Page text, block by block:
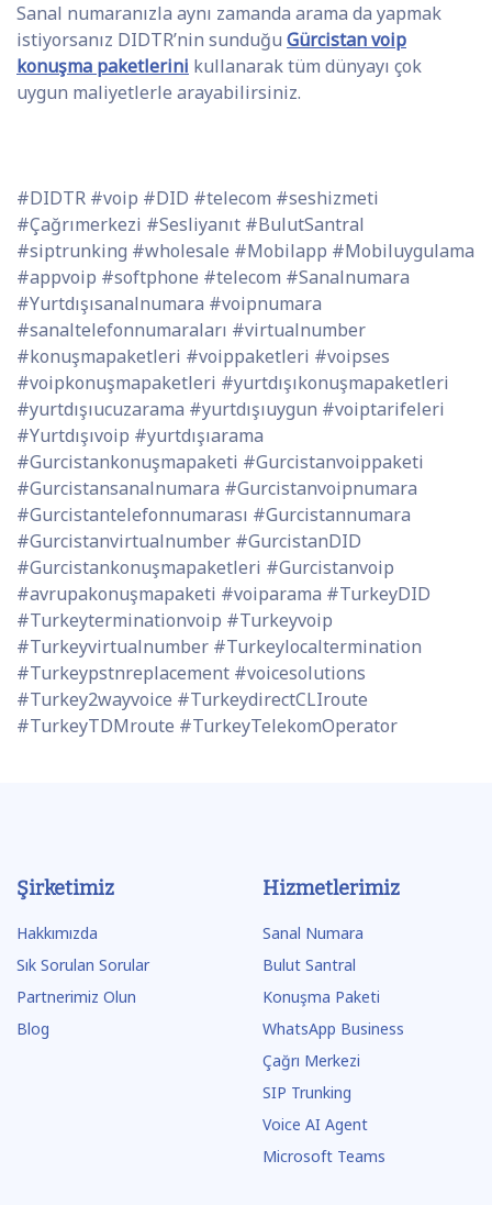
Sanal numaranızla aynı zamanda arama da yapmak
istiyorsanız DIDTR’nin sunduğu Gürcistan voip
konuşma paketlerini kullanarak tüm dünyayı çok
uygun maliyetlerle arayabilirsiniz.
#DIDTR #voip #DID #telecom #seshizmeti
#Çağrımerkezi #Sesliyanıt #BulutSantral
#siptrunking #wholesale #Mobilapp #Mobiluygulama
#appvoip #softphone #telecom #Sanalnumara
#Yurtdışısanalnumara #voipnumara
#sanaltelefonnumaraları #virtualnumber
#konuşmapaketleri #voippaketleri #voipses
#voipkonuşmapaketleri #yurtdışıkonuşmapaketleri
#yurtdışıucuzarama #yurtdışıuygun #voiptarifeleri
#Yurtdışıvoip #yurtdışıarama
#Gurcistankonuşmapaketi #Gurcistanvoippaketi
#Gurcistansanalnumara #Gurcistanvoipnumara
#Gurcistantelefonnumarası #Gurcistannumara
#Gurcistanvirtualnumber #GurcistanDID
#Gurcistankonuşmapaketleri #Gurcistanvoip
#avrupakonuşmapaketi #voiparama #TurkeyDID
#Turkeyterminationvoip #Turkeyvoip
#Turkeyvirtualnumber #Turkeylocaltermination
#Turkeypstnreplacement #voicesolutions
#Turkey2wayvoice #TurkeydirectCLIroute
#TurkeyTDMroute #TurkeyTelekomOperator
Şirketimiz
Hakkımızda
Sık Sorulan Sorular
Partnerimiz Olun
Blog
Hizmetlerimiz
Sanal Numara
Bulut Santral
Konuşma Paketi
WhatsApp Business
Çağrı Merkezi
SIP Trunking
Voice AI Agent
Microsoft Teams